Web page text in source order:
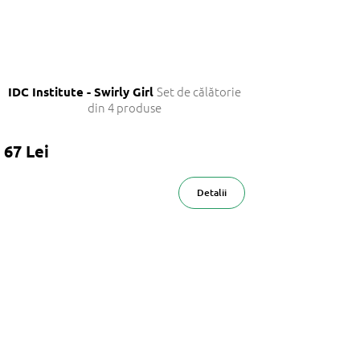
IDC Institute - Swirly GirlSet de călătorie
din 4 produse
67 Lei
Detalii